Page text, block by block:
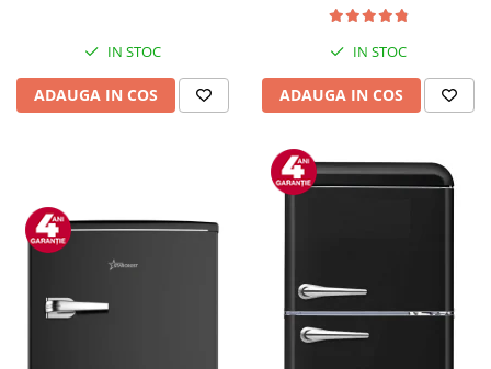
IN STOC
ADAUGA IN COS
IN STOC
ADAUGA IN COS